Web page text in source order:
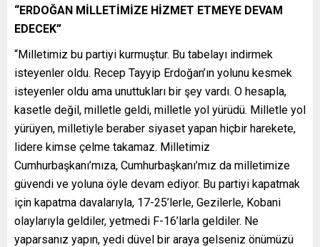
“ERDOĞAN MİLLETİMİZE HİZMET ETMEYE DEVAM
EDECEK”
“Milletimiz bu partiyi kurmuştur. Bu tabelayı indirmek
isteyenler oldu. Recep Tayyip Erdoğan’ın yolunu kesmek
isteyenler oldu ama unuttukları bir şey vardı. O hesapla,
kasetle değil, milletle geldi, milletle yol yürüdü. Milletle yol
yürüyen, milletiyle beraber siyaset yapan hiçbir harekete,
lidere kimse çelme takamaz. Milletimiz
Cumhurbaşkanı’mıza, Cumhurbaşkanı’mız da milletimize
güvendi ve yoluna öyle devam ediyor. Bu partiyi kapatmak
için kapatma davalarıyla, 17-25’lerle, Gezilerle, Kobani
olaylarıyla geldiler, yetmedi F-16’larla geldiler. Ne
yaparsanız yapın, yedi düvel bir araya gelseniz önümüzü